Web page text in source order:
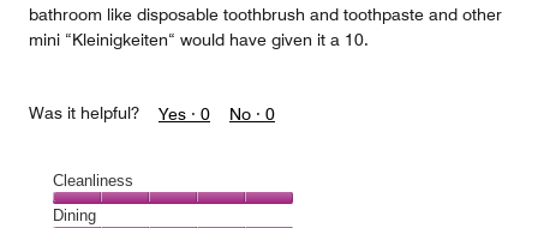
bathroom like disposable toothbrush and toothpaste and other
mini “Kleinigkeiten“ would have given it a 10.
Was it helpful? Yes · 0 No · 0
Cleanliness
Cleanliness,
Dining